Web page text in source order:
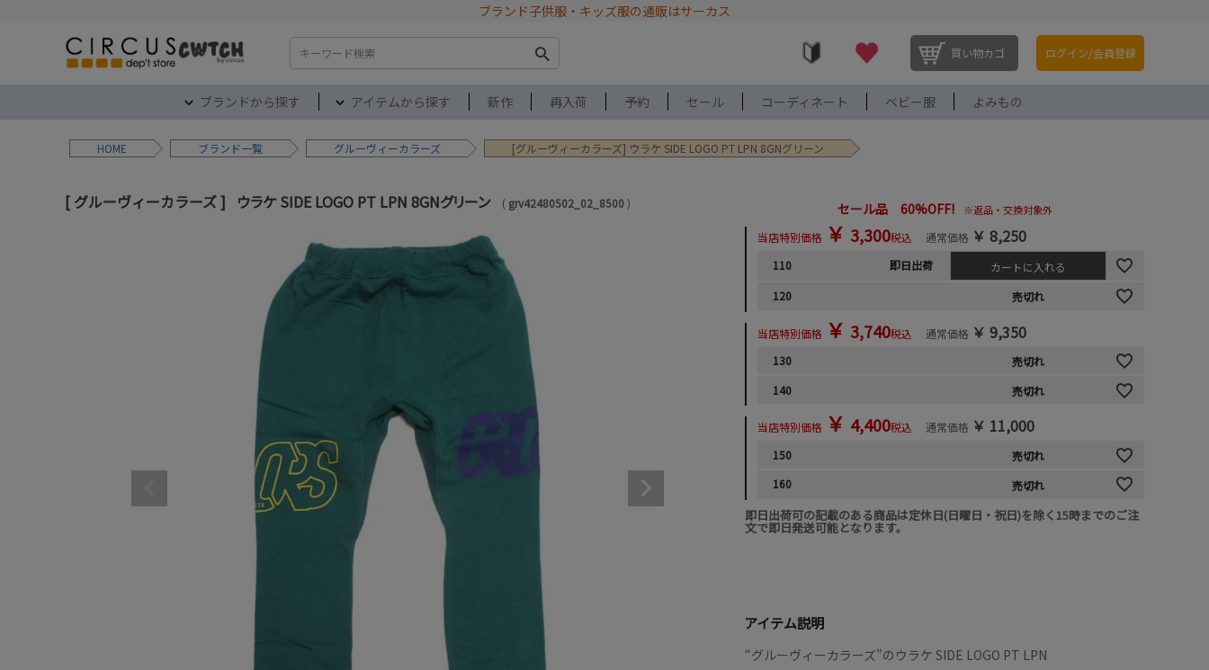
ブランド子供服・キッズ服の通販はサーカス
検索 買い物カゴ ログイン/会員登録
ブランドから探す アイテムから探す 新作 再入荷 予約 セール コーディネート ベビー服 よみもの
HOME ブランド グルーヴィーカラーズ [グルーヴィーカラーズ] ウラケ SIDE LOGO PT LPN 8GNグリーン
グルーヴィーカラーズ ウラケ SIDE LOGO PT LPN 8GNグリーン grv42480502_02_8500 セール品 60%OFF! ※返品・交換対象外
当店特別価格 ￥ 3,300税込 通常価格 ￥ 8,250
110 即日出荷
カートに入れる
120
売切れ
当店特別価格 ￥ 3,740税込 通常価格 ￥ 9,350
130
売切れ
140
売切れ
当店特別価格 ￥ 4,400税込 通常価格 ￥ 11,000
150
売切れ
160
売切れ
即日出荷可の記載のある商品は定休日(日曜日・祝日)を除く15時までのご注
文で即日発送可能となります。
アイテム説明
“グルーヴィーカラーズ”のウラケ SIDE LOGO PT LPN